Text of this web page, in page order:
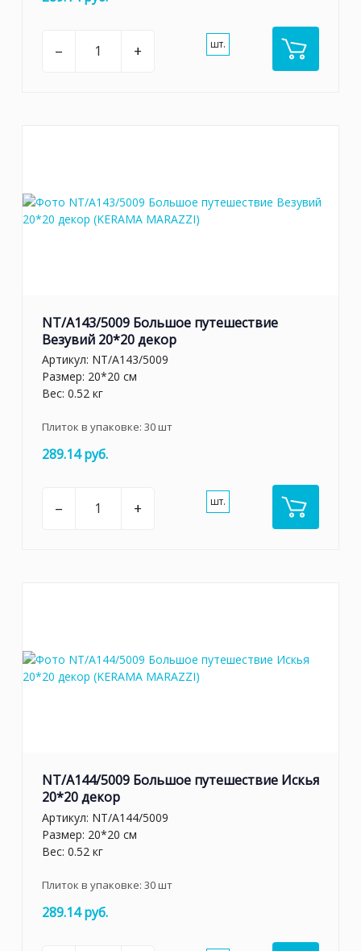
– + шт.
NT/A143/5009 Большое путешествие
Везувий 20*20 декор
Артикул: NT/A143/5009
Размер: 20*20 см
Вес: 0.52 кг
Плиток в упаковке: 30шт
289.14 руб.
– + шт.
NT/A144/5009 Большое путешествие Искья
20*20 декор
Артикул: NT/A144/5009
Размер: 20*20 см
Вес: 0.52 кг
Плиток в упаковке: 30шт
289.14 руб.